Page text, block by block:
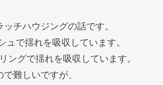
チハウジングの話です。
で揺れを吸収しています。
ングで揺れを吸収しています。
難しいですが、